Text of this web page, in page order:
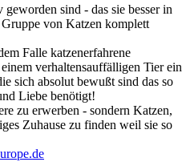
sind - das sie besser in
von Katzen komplett
Falle katzenerfahrene
verhaltensauffälligen Tier ein
sich absolut bewußt sind das so
Liebe benötigt!
zu erwerben - sondern Katzen,
Zuhause zu finden weil sie so